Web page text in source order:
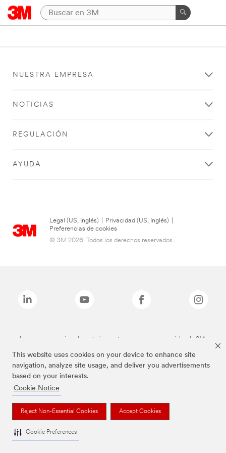
This website uses cookies on your device to enhance site
navigation, analyze site usage, and deliver you advertisements
based on your interests.
Cookie Notice
Reject Non-Essential Cookies Accept Cookies
Cookie Preferences
NUESTRA EMPRESA
NOTICIAS
REGULACIÓN
AYUDA
Legal (US, Inglés) Privacidad (US, Inglés)
Preferencias de cookies
© 3M 2026. Todos los derechos reservados..
Las marcas mencionadas anteriormente son marcas comerciales de 3M.